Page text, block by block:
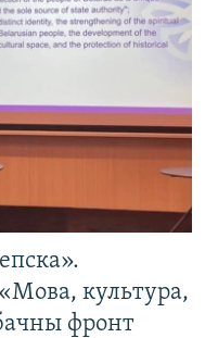
культура,
фронт